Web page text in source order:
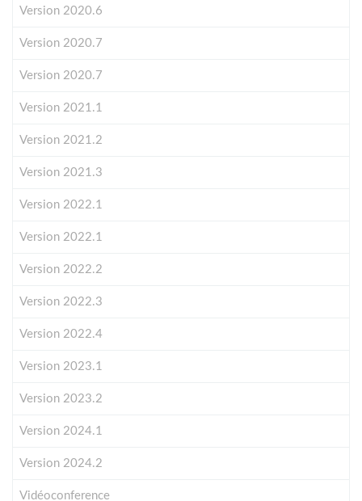
Version 2020.6
Version 2020.7
Version 2020.7
Version 2021.1
Version 2021.2
Version 2021.3
Version 2022.1
Version 2022.1
Version 2022.2
Version 2022.3
Version 2022.4
Version 2023.1
Version 2023.2
Version 2024.1
Version 2024.2
Vidéoconference